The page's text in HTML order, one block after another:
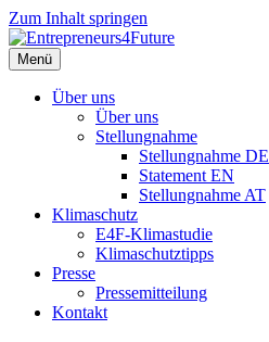
Zum Inhalt springen
Menü
Über uns
Über uns
Stellungnahme
Stellungnahme DE
Statement EN
Stellungnahme AT
Klimaschutz
E4F-Klimastudie
Klimaschutztipps
Presse
Pressemitteilung
Kontakt